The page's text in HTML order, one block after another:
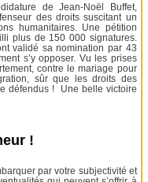
de Jean-Noël Buffet,
des droits suscitant un
humanitaires. Une pétition
plus de 150 000 signatures.
validé sa nomination par 43
s’y opposer. Vu les prises
contre le mariage pour
sûr que les droits des
défendus ! Une belle victoire
!
par votre subjectivité et